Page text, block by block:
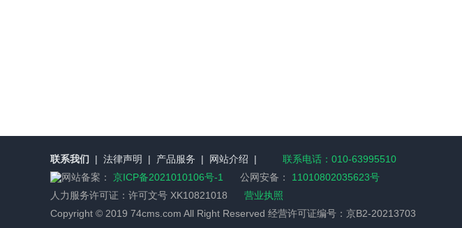
联系我们 | 法律声明 | 产品服务 | 网站介绍 |
联系电话：010-63995510
网站备案： 京ICP备2021010106号-1 公网安备：
11010802035623号
人力服务许可证： 许可文号 XK10821018
营业执照
Copyright © 2019 74cms.com All Right Reserved 经营许可证编号：京B2-20213703